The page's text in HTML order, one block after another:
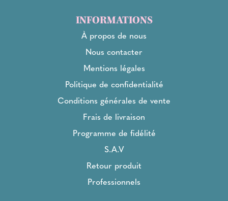
INFORMATIONS
À propos de nous
Nous contacter
Mentions légales
Politique de confidentialité
Conditions générales de vente
Frais de livraison
Programme de fidélité
S.A.V
Retour produit
Professionnels